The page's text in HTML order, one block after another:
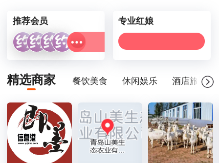
推荐会员 专业红娘
精选商家 餐饮美食 休闲娱乐 酒店旅游